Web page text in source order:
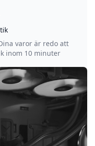
varor är redo att
inom 10 minuter